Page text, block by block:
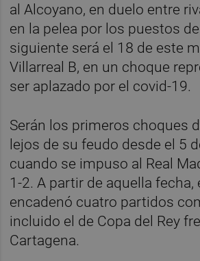
al Alcoyano, en duelo entre
en la pelea por los puestos
siguiente será el 18 de este
Villarreal B, en un choque
ser aplazado por el covid-19.
Serán los primeros choques
lejos de su feudo desde el 5
cuando se impuso al Real
1-2. A partir de aquella
encadenó cuatro partidos
incluido el de Copa del Rey
Cartagena.